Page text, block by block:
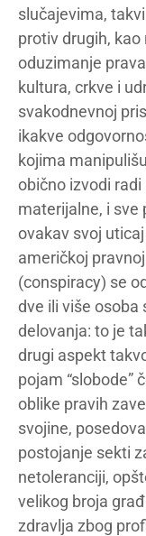
slučajevima,
protiv drugih, kao
oduzimanje
kultura, crkve i
svakodnevnoj
ikakve
kojima
obično izvodi
materijalne, i sve
ovakav svoj
američkoj
(conspiracy) se
dve ili više
delovanja: to je
drugi aspekt
pojam “slobode”
oblike pravih
svojine,
postojanje sekti
netoleranciji,
velikog broja
zdravlja zbog